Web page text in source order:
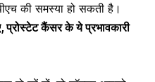
की समस्या हो सकती है।
प्रोस्टेट कैंसर के ये प्रभावकारी